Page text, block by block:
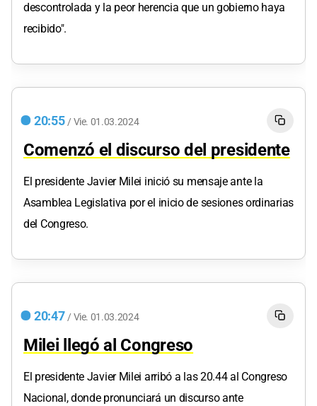
descontrolada y la peor herencia que un gobierno haya
recibido".
20:55 / Vie. 01.03.2024
Comenzó el discurso del presidente
El presidente Javier Milei inició su mensaje ante la
Asamblea Legislativa por el inicio de sesiones ordinarias
del Congreso.
20:47 / Vie. 01.03.2024
Milei llegó al Congreso
El presidente Javier Milei arribó a las 20.44 al Congreso
Nacional, donde pronunciará un discurso ante